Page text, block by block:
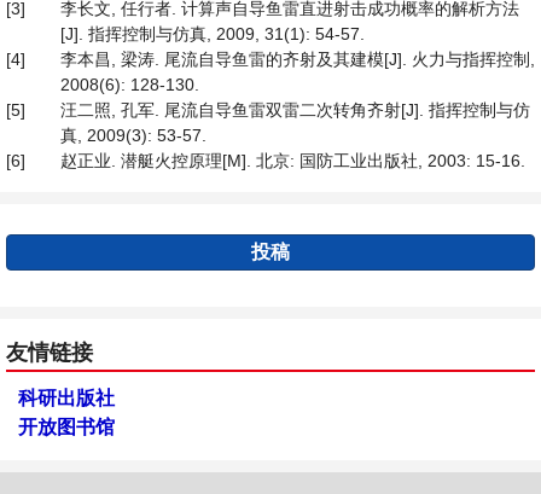
[3]
李长文, 任行者. 计算声自导鱼雷直进射击成功概率的解析方法
[J]. 指挥控制与仿真, 2009, 31(1): 54-57.
[4]
李本昌, 梁涛. 尾流自导鱼雷的齐射及其建模[J]. 火力与指挥控制,
2008(6): 128-130.
[5]
汪二照, 孔军. 尾流自导鱼雷双雷二次转角齐射[J]. 指挥控制与仿
真, 2009(3): 53-57.
[6]
赵正业. 潜艇火控原理[M]. 北京: 国防工业出版社, 2003: 15-16.
投稿
友情链接
科研出版社
开放图书馆